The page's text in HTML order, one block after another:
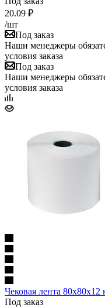
20.09 ₽
/шт
Под заказ
Наши менеджеры
условия заказа
Под заказ
Наши менеджеры
условия заказа
Чековая лента
Под заказ